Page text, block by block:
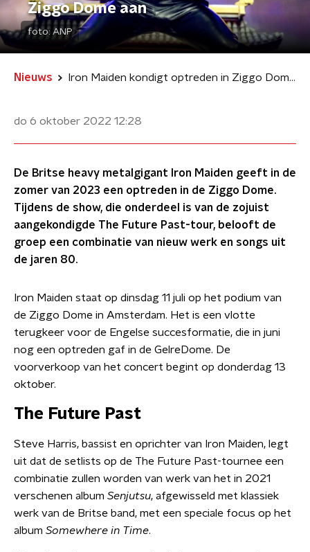
Ziggo Dome aan
foto: ANP
Nieuws Iron Maiden kondigt optreden in Ziggo Dome aan
do 6 oktober 2022 12:28
De Britse heavy metalgigant Iron Maiden geeft in de
zomer van 2023 een optreden in de Ziggo Dome.
Tijdens de show, die onderdeel is van de zojuist
aangekondigde The Future Past-tour, belooft de
groep een combinatie van nieuw werk en songs uit
de jaren 80.
Iron Maiden staat op dinsdag 11 juli op het podium van
de Ziggo Dome in Amsterdam. Het is een vlotte
terugkeer voor de Engelse succesformatie, die in juni
nog een optreden gaf in de GelreDome. De
voorverkoop van het concert begint op donderdag 13
oktober.
The Future Past
Steve Harris, bassist en oprichter van Iron Maiden, legt
uit dat de setlists op de The Future Past-tournee een
combinatie zullen worden van werk van het in 2021
verschenen album Senjutsu, afgewisseld met klassiek
werk van de Britse band, met een speciale focus op het
album Somewhere in Time.